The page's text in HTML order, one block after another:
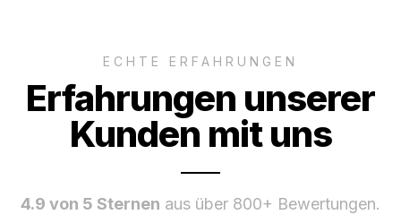
ECHTE ERFAHRUNGEN
Erfahrungen unserer
Kunden mit uns
4.9 von 5 Sternen aus über 800+ Bewertungen.